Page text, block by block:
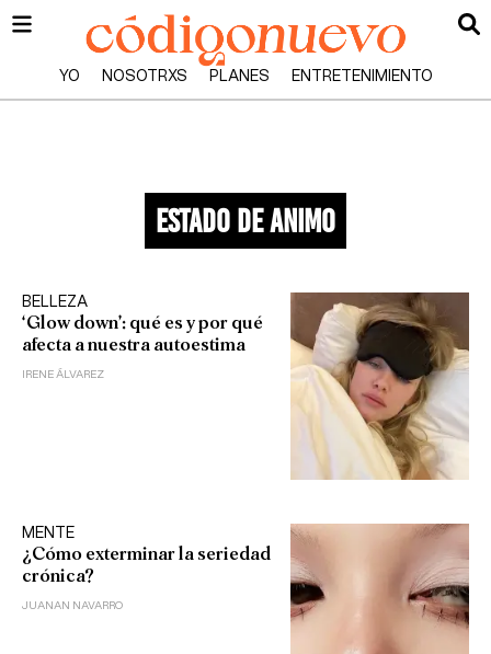
YO NOSOTRXS PLANES ENTRETENIMIENTO
estado de animo
BELLEZA
‘Glow down’: qué es y por qué
afecta a nuestra autoestima
IRENE ÁLVAREZ
MENTE
¿Cómo exterminar la seriedad
crónica?
JUANAN NAVARRO